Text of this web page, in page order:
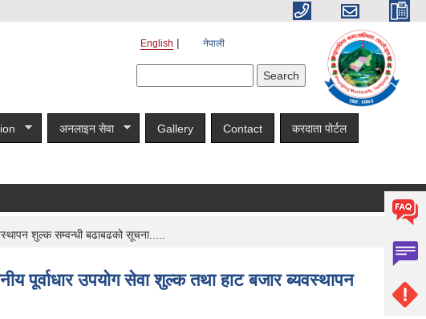
English नेपाली
अनलाइन सेवा Gallery Contact करदाता पोर्टल
शुल्क सम्वन्धी बढाबढको सूचना.....
पूर्वाधार उपयोग सेवा शुल्क तथा हाट बजार ब्यवस्थापन